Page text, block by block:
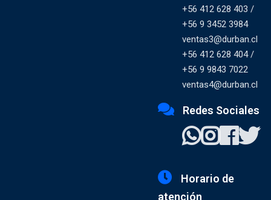
+56 412 628 403 /
+56 9 3452 3984
ventas3@durban.cl
+56 412 628 404 /
+56 9 9843 7022
ventas4@durban.cl
Redes Sociales
Horario de
atención